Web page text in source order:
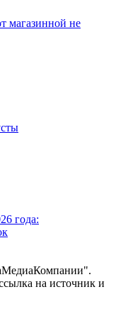
магазинной не
года:
на источник и